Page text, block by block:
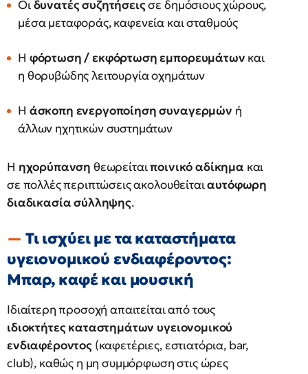
Οιδυνατές συζητήσειςσε δημόσιους χώρους,
μέσα μεταφοράς, καφενεία και σταθμούς
Η φόρτωση / εκφόρτωση εμπορευμάτων και
η θορυβώδης λειτουργία οχημάτων
Η άσκοπη ενεργοποίηση συναγερμών ή
άλλων ηχητικών συστημάτων
Η ηχορύπανση θεωρείταιποινικό αδίκημα και
σε πολλές περιπτώσεις ακολουθείταιαυτόφωρη
διαδικασία σύλληψης.
Τι ισχύει με τα καταστήματα
υγειονομικού ενδιαφέροντος:
Μπαρ, καφέ και μουσική
Ιδιαίτερη προσοχή απαιτείται από τους
ιδιοκτήτες καταστημάτων υγειονομικού
ενδιαφέροντος(καφετέριες, εστιατόρια, bar,
club), καθώς η μη συμμόρφωση στις ώρες